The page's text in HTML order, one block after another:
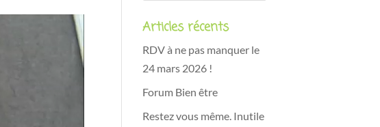
Articles récents
RDV à ne pas manquer le
24 mars 2026 !
Forum Bien être
Restez vous même. Inutile